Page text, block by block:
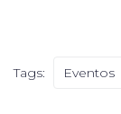
Tags: Eventos